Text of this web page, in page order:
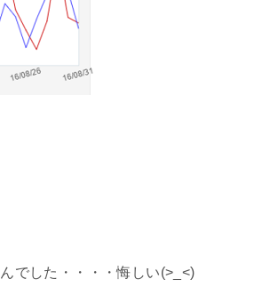
でした・・・・悔しい(>_<)